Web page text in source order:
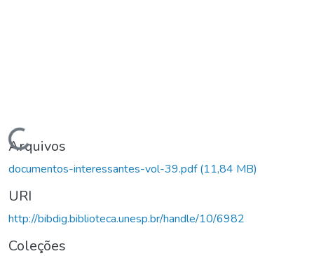
Carregando...
Arquivos
documentos-interessantes-vol-39.pdf(11,84 MB)
URI
http://bibdig.biblioteca.unesp.br/handle/10/6982
Coleções